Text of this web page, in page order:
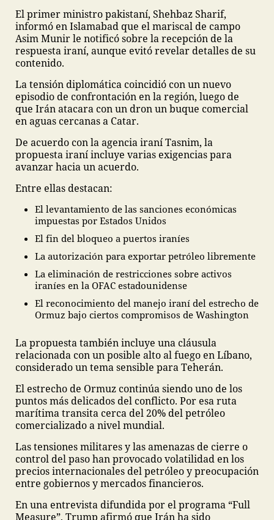
El primer ministro pakistaní, Shehbaz Sharif,
informó en Islamabad que el mariscal de campo
Asim Munir le notificó sobre la recepción de la
respuesta iraní, aunque evitó revelar detalles de su
contenido.
La tensión diplomática coincidió con un nuevo
episodio de confrontación en la región, luego de
que Irán atacara con un dron un buque comercial
en aguas cercanas a Catar.
De acuerdo con la agencia iraní Tasnim, la
propuesta iraní incluye varias exigencias para
avanzar hacia un acuerdo.
Entre ellas destacan:
El levantamiento de las sanciones económicas
impuestas por Estados Unidos
El fin del bloqueo a puertos iraníes
La autorización para exportar petróleo libremente
La eliminación de restricciones sobre activos
iraníes en la OFAC estadounidense
El reconocimiento del manejo iraní del estrecho de
Ormuz bajo ciertos compromisos de Washington
La propuesta también incluye una cláusula
relacionada con un posible alto al fuego en Líbano,
considerado un tema sensible para Teherán.
El estrecho de Ormuz continúa siendo uno de los
puntos más delicados del conflicto. Por esa ruta
marítima transita cerca del 20% del petróleo
comercializado a nivel mundial.
Las tensiones militares y las amenazas de cierre o
control del paso han provocado volatilidad en los
precios internacionales del petróleo y preocupación
entre gobiernos y mercados financieros.
En una entrevista difundida por el programa “Full
Measure”, Trump afirmó que Irán ha sido